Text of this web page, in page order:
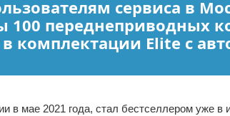
сервиса в
100 переднеприводных
в комплектации Elite с
в мае 2021 года, стал бестселлером уже